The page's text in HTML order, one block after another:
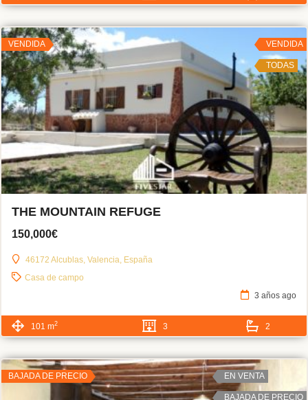
VENDIDA VENDIDA
TODAS
THE MOUNTAIN REFUGE
150,000€
46172 Alcublas, Valencia, España
Casa de campo
3 años ago
101 m2 3 2
BAJADA DE PRECIO EN VENTA
BAJADA DE PRECIO